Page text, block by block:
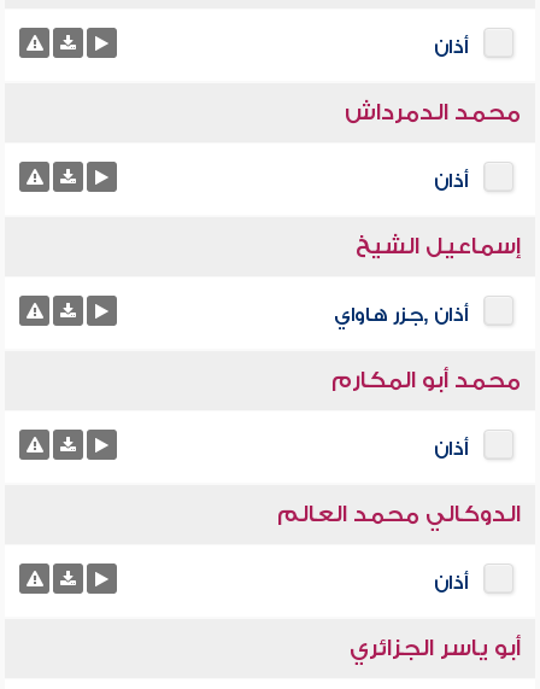
أذان
محمد الدمرداش
أذان
إسماعيل الشيخ
أذان ,جزر هاواي
محمد أبو المكارم
أذان
الدوكالي محمد العالم
أذان
أبو ياسر الجزائري